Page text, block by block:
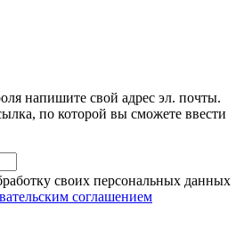
напишите свой адрес эл. почты.
по которой вы сможете ввести
своих персональных данных
соглашением